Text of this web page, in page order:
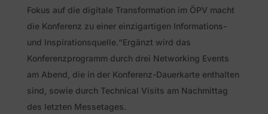
Fokus auf die digitale Transformation im ÖPV macht
die Konferenz zu einer einzigartigen Informations-
und Inspirationsquelle.“Ergänzt wird das
Konferenzprogramm durch drei Networking Events
am Abend, die in der Konferenz-Dauerkarte enthalten
sind, sowie durch Technical Visits am Nachmittag
des letzten Messetages.